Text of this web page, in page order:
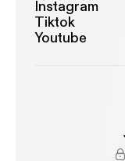
Instagram
Tiktok
Youtube